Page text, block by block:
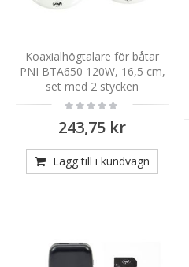
Koaxialhögtalare för båtar
PNI BTA650 120W, 16,5 cm,
set med 2 stycken
Rating:
0%
243,75 kr
Lägg till i kundvagn